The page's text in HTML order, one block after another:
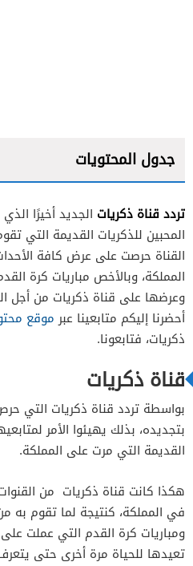
جدول المحتويات
قناة ذكريات على الإنترنت
تردد قناة ذكريات الجديد أخيرًا
المحبين للذكريات القديمة التي
القناة حرصت على عرض كافة
المملكة، وبالأخص مباريات كرة
وعرضها على قناة ذكريات من أجل
أحضرنا إليكم متابعينا عبرموقع
ذكريات، فتابعونا.
قناة ذكريات
بواسطة تردد قناة ذكريات التي
بتجديده، بذلك يهيئوا الأمر
القديمة التي مرت على المملكة.
هكذا كانت قناة ذكريات من
في المملكة، كنتيجة لما تقوم به
ومباريات كرة القدم التي عملت
تعيدها للحياة مرة أخرى حتى